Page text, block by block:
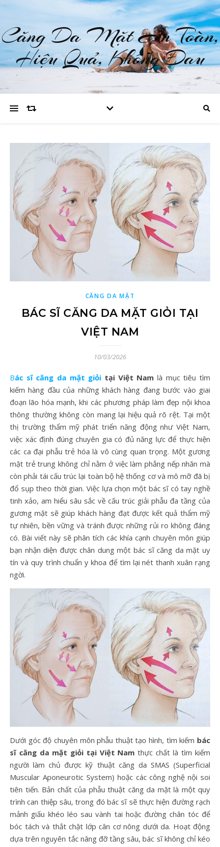
Căng Da Mặt An Toàn,
Hiệu Quả, Không Đau
CĂNG DA MẶT
BÁC SĨ CĂNG DA MẶT GIỎI TẠI
VIỆT NAM
10/03/2026
Bác sĩ căng da mặt giỏi tại Việt Nam là mục tiêu tìm
kiếm hàng đầu của những khách hàng đang bước vào giai
đoạn lão hóa mạnh, khi các phương pháp làm đẹp nội khoa
thông thường không còn mang lại hiệu quả rõ rệt. Tại một
thị trường thẩm mỹ phát triển năng động như Việt Nam,
việc xác định đúng chuyên gia có đủ năng lực để thực hiện
các ca đại phẫu trẻ hóa là vô cùng quan trọng. Một gương
mặt trẻ trung không chỉ nằm ở việc làm phẳng nếp nhăn mà
còn phải tái cấu trúc lại toàn bộ hệ thống cơ và mô mỡ đã bị
đổ sụp theo thời gian. Việc lựa chọn một bác sĩ có tay nghề
tinh xảo, am hiểu sâu sắc về cấu trúc giải phẫu đa tầng của
gương mặt sẽ giúp khách hàng đạt được kết quả thẩm mỹ
tự nhiên, bền vững và tránh được những rủi ro không đáng
có. Bài viết này sẽ phân tích các khía cạnh chuyên môn giúp
bạn nhận diện được chân dung một bác sĩ căng da mặt uy
tín và quy trình chuẩn y khoa để tìm lại nét thanh xuân rạng
ngời.
Dưới góc độ chuyên môn phẫu thuật tạo hình, tìm kiếm bác
sĩ căng da mặt giỏi tại Việt Nam thực chất là tìm kiếm
người làm chủ được kỹ thuật căng da SMAS (Superficial
Muscular Aponeurotic System) hoặc các công nghệ nội soi
tiên tiến. Bản chất của phẫu thuật căng da mặt là một quy
trình can thiệp sâu, trong đó bác sĩ sẽ thực hiện đường rạch
mảnh giấu khéo léo sau vành tai hoặc đường chân tóc để
bóc tách và thắt chặt lớp cân cơ nông dưới da. Hoạt động
dựa trên nguyên tắc nâng đỡ tầng sâu, bác sĩ không chỉ kéo